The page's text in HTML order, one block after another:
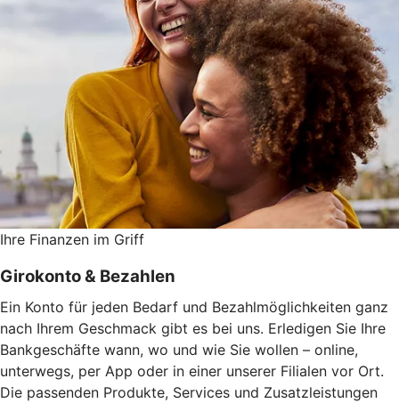
Ihre Finanzen im Griff
Girokonto & Bezahlen
Ein Konto für jeden Bedarf und Bezahlmöglichkeiten ganz
nach Ihrem Geschmack gibt es bei uns. Erledigen Sie Ihre
Bankgeschäfte wann, wo und wie Sie wollen – online,
unterwegs, per App oder in einer unserer Filialen vor Ort.
Die passenden Produkte, Services und Zusatzleistungen